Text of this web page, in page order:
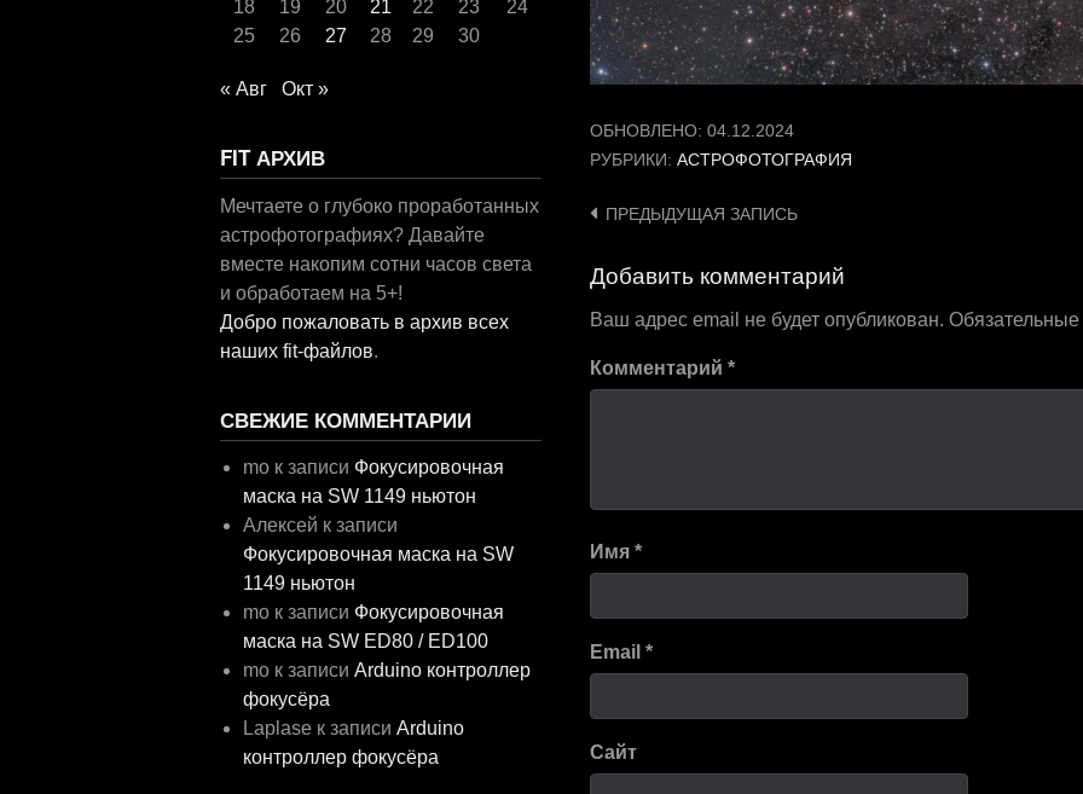
ОБНОВЛЕНО: 04.12.2024
РУБРИКИ: АСТРОФОТОГРАФИЯ
Навигация
записям
ПРЕДЫДУЩАЯ ЗАПИСЬ
Добавить комментарий
Ваш адрес email не будет опубликован.
Комментарий *
Имя *
Email *
Сайт
18
19 20 21 22 23
24
25
26 27 28 29 30
« Авг Окт »
FIT АРХИВ
Мечтаете о глубоко проработанных
астрофотографиях? Давайте
вместе накопим сотни часов света
и обработаем на 5+!
Добро пожаловать в архив всех
наших fit-файлов.
СВЕЖИЕ КОММЕНТАРИИ
mo к записи Фокусировочная
маска на SW 1149 ньютон
Алексей к записи
Фокусировочная маска на SW
1149 ньютон
mo к записи Фокусировочная
маска на SW ED80 / ED100
mo к записиArduino контроллер
фокусёра
Laplase к записиArduino
контроллер фокусёра